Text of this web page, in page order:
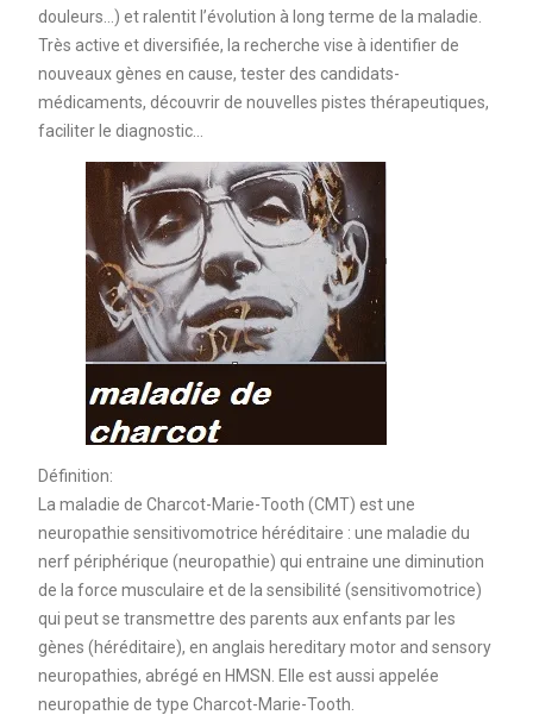
douleurs…) et ralentit l’évolution à long terme de la maladie.
Très active et diversifiée, la recherche vise à identifier de
nouveaux gènes en cause, tester des candidats-
médicaments, découvrir de nouvelles pistes thérapeutiques,
faciliter le diagnostic…
Définition:
La maladie de Charcot-Marie-Tooth (CMT) est une
neuropathie sensitivomotrice héréditaire : une maladie du
nerf périphérique (neuropathie) qui entraine une diminution
de la force musculaire et de la sensibilité (sensitivomotrice)
qui peut se transmettre des parents aux enfants par les
gènes (héréditaire), en anglais hereditary motor and sensory
neuropathies, abrégé en HMSN. Elle est aussi appelée
neuropathie de type Charcot-Marie-Tooth.